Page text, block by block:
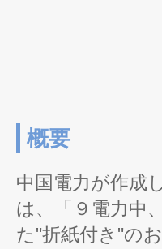
概要
中国電力が作成
は、「９電力中
た"折紙付き"の